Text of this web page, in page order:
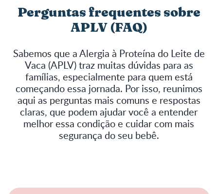
Perguntas frequentes sobre
APLV (FAQ)
Sabemos que a Alergia à Proteína do Leite de
Vaca (APLV) traz muitas dúvidas para as
famílias, especialmente para quem está
começando essa jornada. Por isso, reunimos
aqui as perguntas mais comuns e respostas
claras, que podem ajudar você a entender
melhor essa condição e cuidar com mais
segurança do seu bebê.